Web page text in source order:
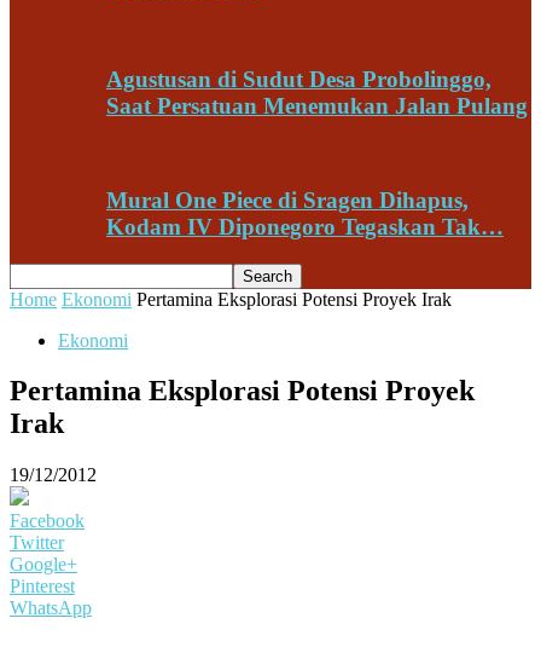
Agustusan di Sudut Desa Probolinggo,
Saat Persatuan Menemukan Jalan Pulang
Mural One Piece di Sragen Dihapus,
Kodam IV Diponegoro Tegaskan Tak…
Home Ekonomi Pertamina Eksplorasi Potensi Proyek Irak
Ekonomi
Pertamina Eksplorasi Potensi Proyek
Irak
19/12/2012
Facebook
Twitter
Google+
Pinterest
WhatsApp